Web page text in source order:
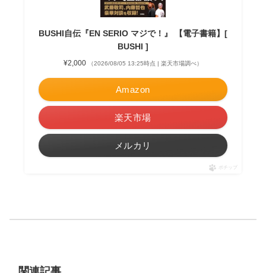
BUSHI自伝『EN SERIO マジで！』 【電子書籍】[
BUSHI ]
¥2,000 （2026/08/05 13:25時点 | 楽天市場調べ）
Amazon
楽天市場
メルカリ
ポチップ